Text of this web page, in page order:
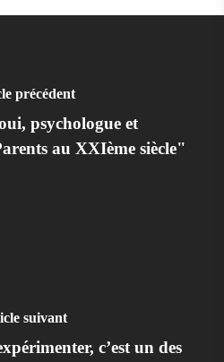
précédent
psychologue et
au XXIème siècle"
suivant
c’est un des